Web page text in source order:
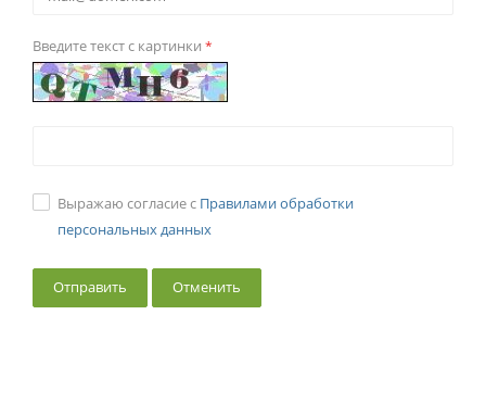
Введите текст с картинки *
Выражаю согласие с Правилами обработки
персональных данных
Отменить